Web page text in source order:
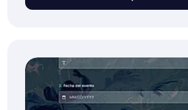
Esto es lo que puede hacer con